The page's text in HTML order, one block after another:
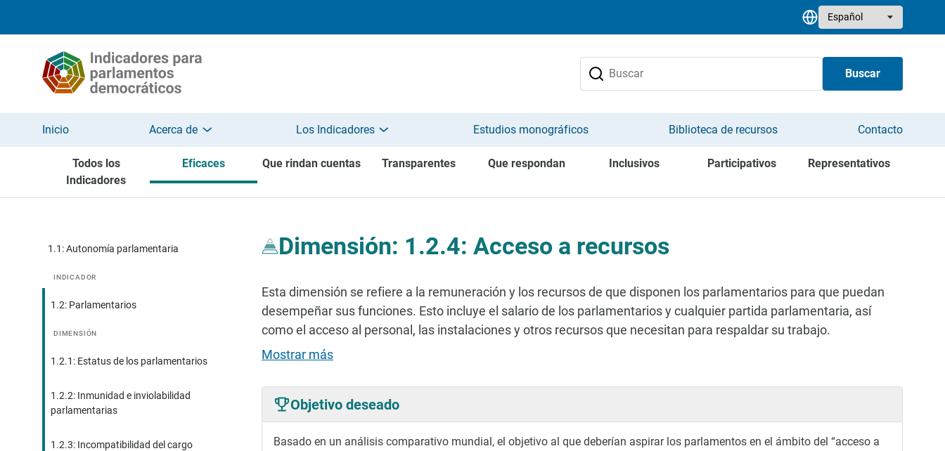
Select your language
Buscar
Inicio Acerca de Los Indicadores Estudios monográficos Biblioteca de recursos Contacto
Todos los
Indicadores
Eficaces Que rindan cuentas Transparentes Que respondan Inclusivos Participativos Representativos
1.1: Autonomía parlamentaria
INDICADOR
1.2: Parlamentarios
DIMENSIÓN
1.2.1: Estatus de los parlamentarios
1.2.2: Inmunidad e inviolabilidad
parlamentarias
1.2.3: Incompatibilidad del cargo
Dimensión: 1.2.4: Acceso a recursos
Esta dimensión se refiere a la remuneración y los recursos de que disponen los parlamentarios para que puedan
desempeñar sus funciones. Esto incluye el salario de los parlamentarios y cualquier partida parlamentaria, así
como el acceso al personal, las instalaciones y otros recursos que necesitan para respaldar su trabajo.
Mostrar más
Objetivo deseado
Basado en un análisis comparativo mundial, el objetivo al que deberían aspirar los parlamentos en el ámbito del “acceso a